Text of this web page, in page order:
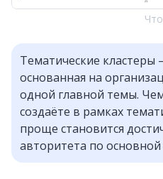
Тематические кластеры
основанная на
одной главной темы.
создаёте в рамках
проще становится
авторитета по основной